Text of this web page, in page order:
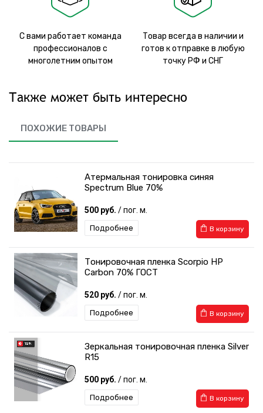
С вами работает команда
профессионалов с
многолетним опытом
Товар всегда в наличии и
готов к отправке в любую
точку РФ и СНГ
Также может быть интересно
ПОХОЖИЕ ТОВАРЫ
Атермальная тонировка синяя
Spectrum Blue 70%
500 руб. / пог. м.
В корзину
Подробнее
Тонировочная пленка Scorpio HP
Carbon 70% ГОСТ
520 руб. / пог. м.
В корзину
Подробнее
Зеркальная тонировочная пленка Silver
R15
500 руб. / пог. м.
В корзину
Подробнее